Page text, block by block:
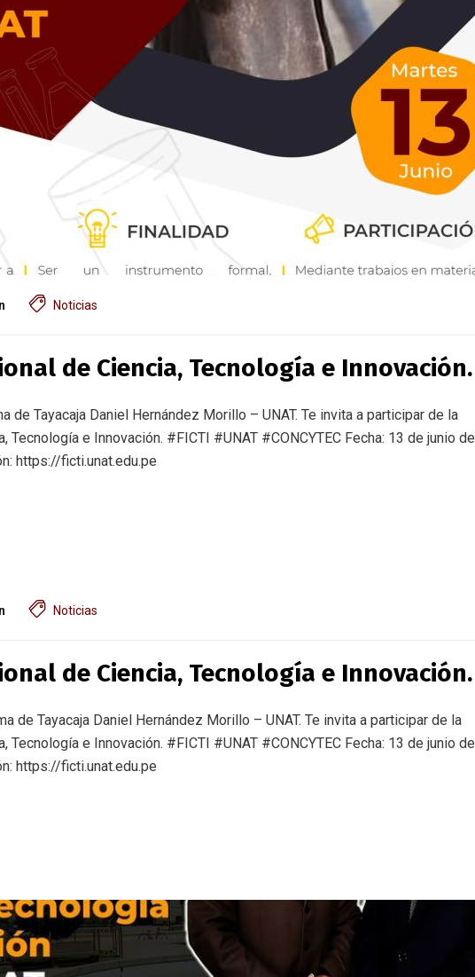
Noticias
de Ciencia, Tecnología e Innovación.
de Tayacaja Daniel Hernández Morillo – UNAT. Te invita a participar de la
Tecnología e Innovación. #FICTI #UNAT #CONCYTEC Fecha: 13 de junio de
https://ficti.unat.edu.pe
Noticias
de Ciencia, Tecnología e Innovación.
de Tayacaja Daniel Hernández Morillo – UNAT. Te invita a participar de la
Tecnología e Innovación. #FICTI #UNAT #CONCYTEC Fecha: 13 de junio de
https://ficti.unat.edu.pe